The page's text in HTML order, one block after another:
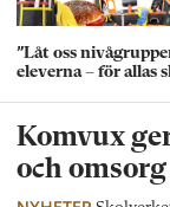
”Låt oss
eleverna – för allas
Komvux
och omsorg